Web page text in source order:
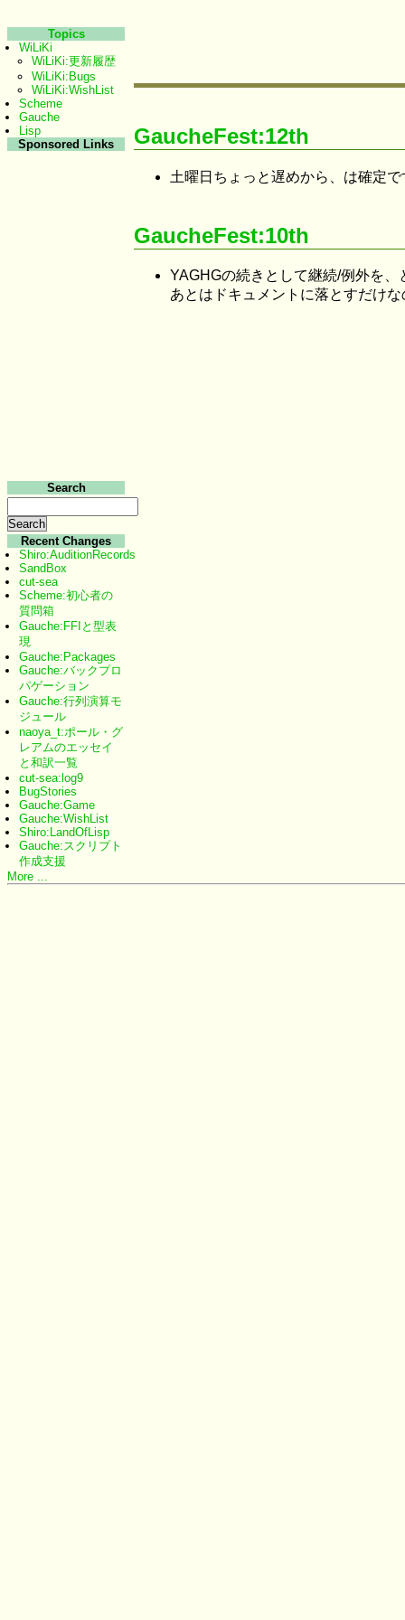
GaucheFest:12th
土曜日ちょっと遅めから、は確定
GaucheFest:10th
YAGHGの続きとして継続/例外を
あとはドキュメントに落とすだけ
Topics
WiLiKi
WiLiKi:更新履歴
WiLiKi:Bugs
WiLiKi:WishList
Scheme
Gauche
Lisp
Sponsored Links
Search
Recent Changes
Shiro:AuditionRecords
SandBox
cut-sea
Scheme:初心者の
質問箱
Gauche:FFIと型表
現
Gauche:Packages
Gauche:バックプロ
パゲーション
Gauche:行列演算モ
ジュール
naoya_t:ポール・グ
レアムのエッセイ
と和訳一覧
cut-sea:log9
BugStories
Gauche:Game
Gauche:WishList
Shiro:LandOfLisp
Gauche:スクリプト
作成支援
More ...